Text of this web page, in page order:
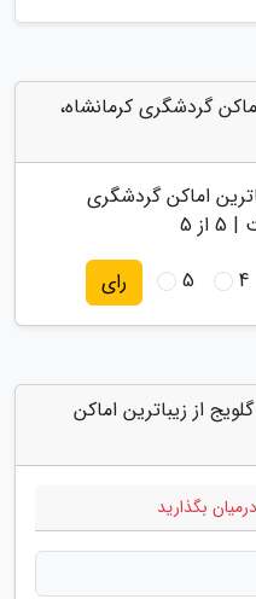
گردشگری کرمانشاه،
اماکن گردشگری
|
5 از 5
4
5 رای
از زیباترین اماکن
بگذارید